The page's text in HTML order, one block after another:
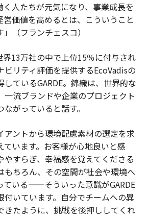
く人たちが元気になり、事業成長を
営価値を高めるとは、こういうこと
（フランチェスコ）
13万社の中で上位15％に付与され
ビリティ評価を提供するEcoVadisの
しているGARDE。錦織は、世界的な
一流ブランドや企業のプロジェクト
がっていると話す。
アントから環境配慮素材の選定を求
ています。お客様が心地良いと感
やすらぎ、幸福感を覚えてくださる
もちろん、その空間が社会や環境へ
ている——そういった意識がGARDE
付いています。自分でチームへの異
きたように、挑戦を後押ししてくれ